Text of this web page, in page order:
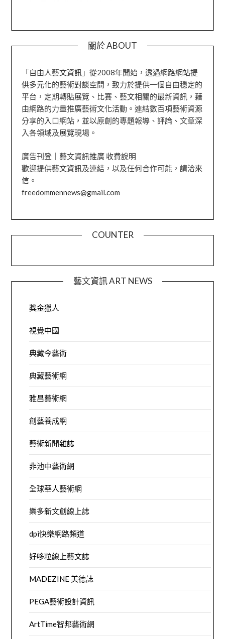
關於 ABOUT
「自由人藝文資訊」從2008年開始，透過網路網站提
供多元化的藝術對談空間，致力於提供一個自由穩定的
平台，定期轉貼展覽、比賽、藝文相關的最新資訊，藉
由網路的力量推廣藝術文化活動。連結數百項藝術資源
分享的入口網站，並以原創的專題報導、評論、文章深
入各領域及展覽現場。
廣告刊登｜藝文資訊推廣 收費說明
歡迎提供藝文資訊及連結，以及任何合作可能，請洽來
信。
freedommennews@gmail.com
COUNTER
藝文資訊 ART NEWS
獎金獵人
視覺中國
典藏今藝術
典藏藝術網
雅昌藝術網
創藝養成網
藝術新聞雜誌
非池中藝術網
全球華人藝術網
樂多新文創線上誌
dpi快樂網路頻道
好哆粒線上藝文誌
MADEZINE 美德誌
PEGA藝術設計資訊
ArtTime智邦藝術網